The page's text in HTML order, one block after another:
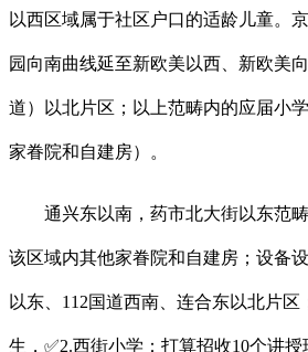
以西区域属于社区户口的适龄儿童。
园向南曲线延至新欧美以西、新欧美
道）以北片区；以上范畴内的应届小
家眷院和自建房）。
通兴东以南，药市北大街以东范畴
该区域内其他家眷院和自建房；设备
以东、112国道西南、连合东以北片
生，✅2.西街小学：打算招收10个讲